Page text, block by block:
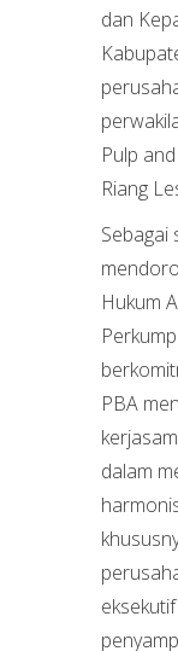
dan
Pulp
Riang
Sebagai
Hukum
PBA
dalam